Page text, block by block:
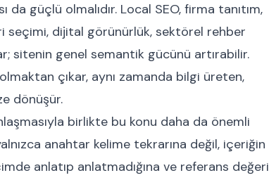
güçlü olmalıdır. Local SEO, firma tanıtım,
seçimi, dijital görünürlük, sektörel rehber
sitenin genel semantik gücünü artırabilir.
çıkar, aynı zamanda bilgi üreten,
dönüşür.
birlikte bu konu daha da önemli
anahtar kelime tekrarına değil, içeriğin
anlatıp anlatmadığına ve referans değeri